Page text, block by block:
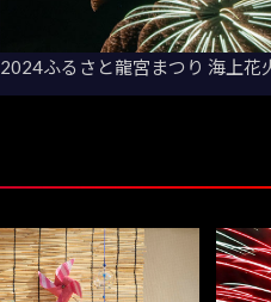
2024ふるさと龍宮まつり 海上花